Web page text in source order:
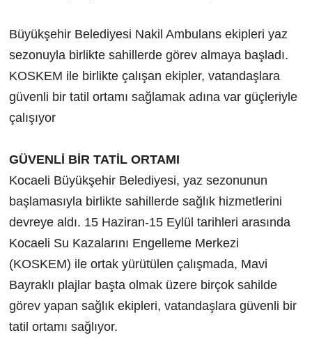
Büyükşehir Belediyesi Nakil Ambulans ekipleri yaz
sezonuyla birlikte sahillerde görev almaya başladı.
KOSKEM ile birlikte çalışan ekipler, vatandaşlara
güvenli bir tatil ortamı sağlamak adına var güçleriyle
çalışıyor
GÜVENLİ BİR TATİL ORTAMI
Kocaeli Büyükşehir Belediyesi, yaz sezonunun
başlamasıyla birlikte sahillerde sağlık hizmetlerini
devreye aldı. 15 Haziran-15 Eylül tarihleri arasında
Kocaeli Su Kazalarını Engelleme Merkezi
(KOSKEM) ile ortak yürütülen çalışmada, Mavi
Bayraklı plajlar başta olmak üzere birçok sahilde
görev yapan sağlık ekipleri, vatandaşlara güvenli bir
tatil ortamı sağlıyor.